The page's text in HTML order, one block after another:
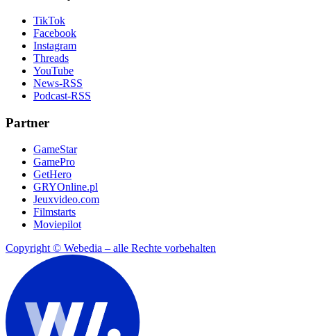
TikTok
Facebook
Instagram
Threads
YouTube
News-RSS
Podcast-RSS
Partner
GameStar
GamePro
GetHero
GRYOnline.pl
Jeuxvideo.com
Filmstarts
Moviepilot
Copyright © Webedia – alle Rechte vorbehalten